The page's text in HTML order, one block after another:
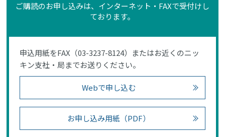
ご購読のお申し込みは、インターネット・FAXで受付けし
ております。
申込用紙をFAX（03-3237-8124）またはお近くのニッ
キン支社・局までお送りください。
Webで申し込む
お申し込み用紙（PDF）